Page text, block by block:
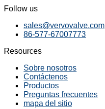
Follow us
sales@vervovalve.com
86-577-67007773
Resources
Sobre nosotros
Contáctenos
Productos
Preguntas frecuentes
mapa del sitio